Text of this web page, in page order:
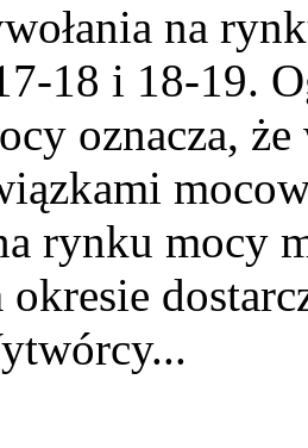
na
18 i 18-19.
oznacza,
rynku mocy
okresie